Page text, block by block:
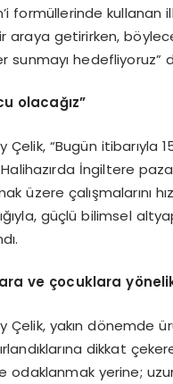
formüllerinde kullanan
getirirken,
hedefliyoruz”
olacağız”
“Bugün itibarıyla
Halihazırda İngiltere
üzere çalışmalarını
güçlü bilimsel
ve çocuklara yö
Çelik, yakın dönemde
dikkat
odaklanmak yerine;